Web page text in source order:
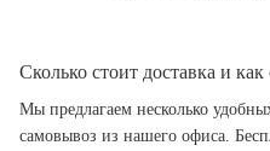
Сколько стоит доставка и
Мы предлагаем несколько
самовывоз из нашего офиса.